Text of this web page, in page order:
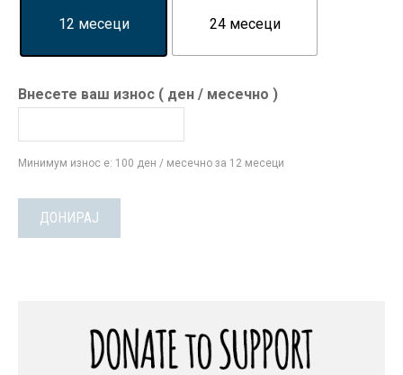
12 месеци 24 месеци
Внесете ваш износ ( ден / месечно )
Минимум износ е: 100 ден / месечно за 12 месеци
ДОНИРАЈ